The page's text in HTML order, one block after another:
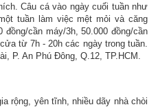
Câu cá vào ngày cuối tuần như
tuần làm việc mệt mỏi và căng
cần máy/3h, 50.000 đồng/cần
từ 7h - 20h các ngày trong tuần.
P. An Phú Đông, Q.12, TP.HCM.
rộng, yên tĩnh, nhiều dãy nhà chòi